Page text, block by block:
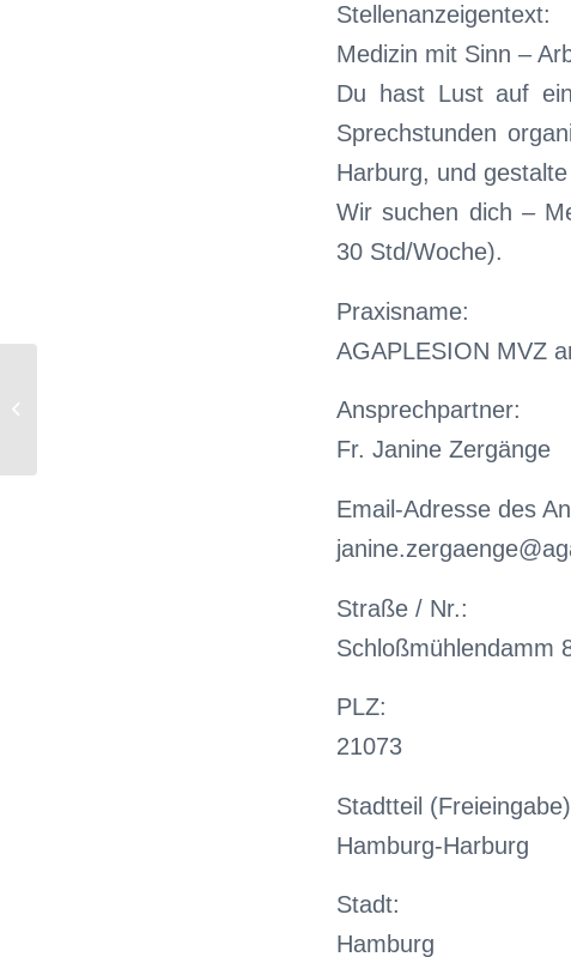
Stellenanzeigentext:
Medizin mit Sinn –
Du hast Lust auf
Sprechstunden
Harburg, und
Wir suchen dich –
30 Std/Woche).
Praxisname:
AGAPLESION MVZ
Ansprechpartner:
Fr. Janine Zergänge
Email-Adresse des
Straße / Nr.:
Schloßmühlendamm
PLZ:
21073
Stadtteil
Hamburg-Harburg
Stadt:
Hamburg